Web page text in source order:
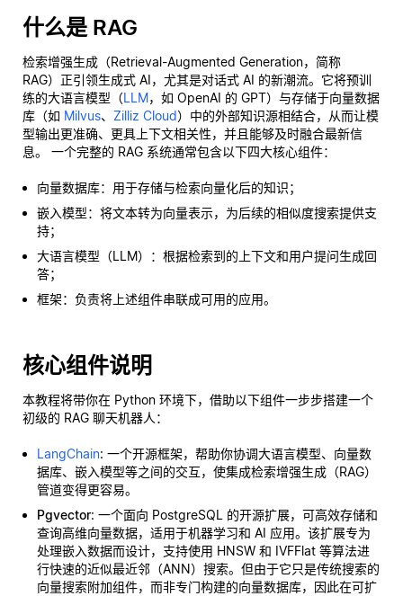
什么是 RAG
检索增强生成（Retrieval-Augmented Generation，简称
RAG）正引领生成式 AI，尤其是对话式 AI 的新潮流。它将预训
练的大语言模型（LLM，如 OpenAI 的 GPT）与存储于向量数据
库（如 Milvus、 Zilliz Cloud）中的外部知识源相结合，从而让模
型输出更准确、更具上下文相关性，并且能够及时融合最新信
息。 一个完整的 RAG 系统通常包含以下四大核心组件：
向量数据库：用于存储与检索向量化后的知识；
嵌入模型：将文本转为向量表示，为后续的相似度搜索提供支
持；
大语言模型（LLM）：根据检索到的上下文和用户提问生成回
答；
框架：负责将上述组件串联成可用的应用。
核心组件说明
本教程将带你在 Python 环境下，借助以下组件一步步搭建一个
初级的 RAG 聊天机器人：
LangChain: 一个开源框架，帮助你协调大语言模型、向量数
据库、嵌入模型等之间的交互，使集成检索增强生成（RAG）
管道变得更容易。
Pgvector: 一个面向 PostgreSQL 的开源扩展，可高效存储和
查询高维向量数据，适用于机器学习和 AI 应用。该扩展专为
处理嵌入数据而设计，支持使用 HNSW 和 IVFFlat 等算法进
行快速的近似最近邻（ANN）搜索。但由于它只是传统搜索的
向量搜索附加组件，而非专门构建的向量数据库，因此在可扩